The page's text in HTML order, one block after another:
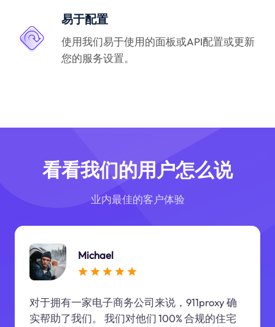
易于配置
使用我们易于使用的面板或API配置或更新
您的服务设置。
看看我们的用户怎么说
业内最佳的客户体验
Michael
对于拥有一家电子商务公司来说，911proxy 确
实帮助了我们。 我们对他们 100% 合规的住宅